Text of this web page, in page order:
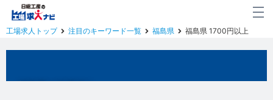
工場求人トップ 注目のキーワード一覧 福島県 福島県 1700円以上